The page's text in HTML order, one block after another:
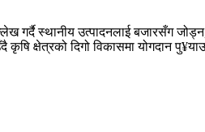
गर्दै स्थानीय उत्पादनलाई बजारसँग
क्षेत्रको दिगो विकासमा योगदान